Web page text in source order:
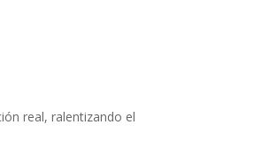
real, ralentizando el